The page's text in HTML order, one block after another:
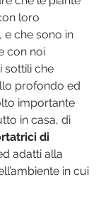
loro
e che sono in
con noi
sottili che
profondo ed
importante
in casa, di
di
adatti alla
in cui